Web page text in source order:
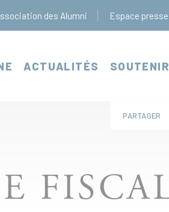
des Alumni Espace presse
ACTUALITÉS
PARTAGER